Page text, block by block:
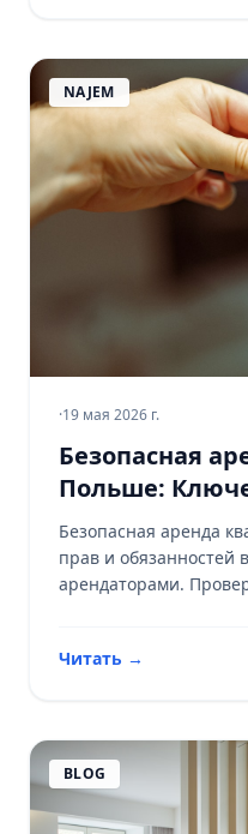
NAJEM
·19 мая 2026 г.
Безопасная
Польше:
Безопасная аренда
прав и обязанностей
арендаторами.
Читать →
BLOG